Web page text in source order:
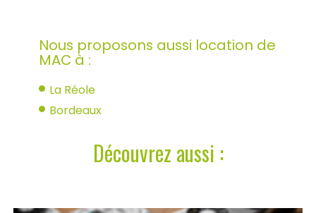
Nous proposons aussi location de
MAC à :
La Réole
Bordeaux
Découvrez aussi :